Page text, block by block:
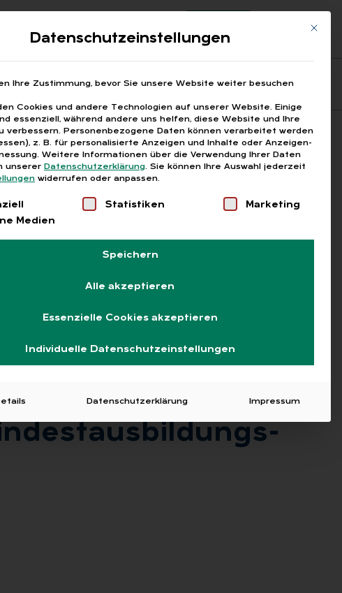
Suchen
Registrierung
Fragen aus den ARGEn Printausgaben
Mit
Datenschutzeinstellungen
Ihre Zustimmung, bevor Sie unsere Website weiter besuchen
Cookies und andere Technologien auf unserer Website. Einige
essenziell, während andere uns helfen, diese Website und Ihre
verbessern. Personenbezogene Daten können verarbeitet werden
z. B. für personalisierte Anzeigen und Inhalte oder Anzeigen-
Weitere Informationen über die Verwendung Ihrer Daten
unserer Datenschutzerklärung. Sie können Ihre Auswahl jederzeit
widerrufen oder anpassen.
Liste der Service-Gruppen, für die eine
Statistiken
Marketing
Medien
Speichern
Alle akzeptieren
Essenzielle Cookies akzeptieren
Individuelle Datenschutzeinstellungen
Datenschutzerklärung Impressum